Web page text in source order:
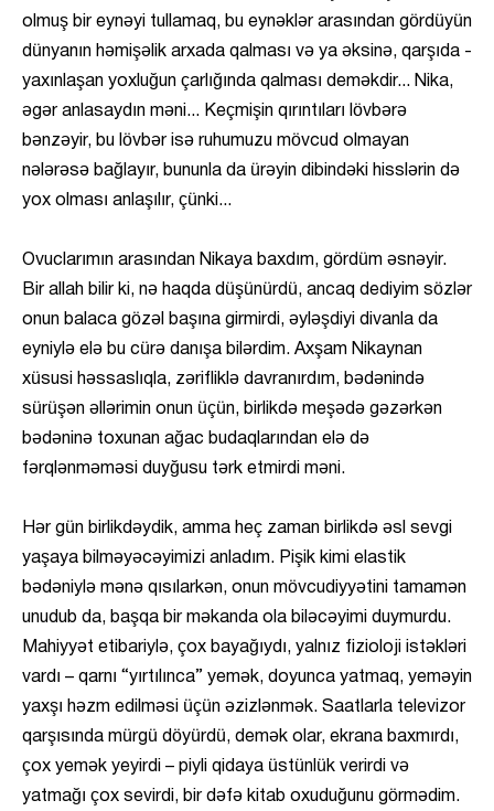
olmuş bir eynəyi tullamaq, bu eynəklər arasından gördüyün
dünyanın həmişəlik arxada qalması və ya əksinə, qarşıda -
yaxınlaşan yoxluğun çarlığında qalması deməkdir... Nika,
əgər anlasaydın məni... Keçmişin qırıntıları lövbərə
bənzəyir, bu lövbər isə ruhumuzu mövcud olmayan
nələrəsə bağlayır, bununla da ürəyin dibindəki hisslərin də
yox olması anlaşılır, çünki...
Ovuclarımın arasından Nikaya baxdım, gördüm əsnəyir.
Bir allah bilir ki, nə haqda düşünürdü, ancaq dediyim sözlər
onun balaca gözəl başına girmirdi, əyləşdiyi divanla da
eyniylə elə bu cürə danışa bilərdim. Axşam Nikaynan
xüsusi həssaslıqla, zərifliklə davranırdım, bədənində
sürüşən əllərimin onun üçün, birlikdə meşədə gəzərkən
bədəninə toxunan ağac budaqlarından elə də
fərqlənməməsi duyğusu tərk etmirdi məni.
Hər gün birlikdəydik, amma heç zaman birlikdə əsl sevgi
yaşaya bilməyəcəyimizi anladım. Pişik kimi elastik
bədəniylə mənə qısılarkən, onun mövcudiyyətini tamamən
unudub da, başqa bir məkanda ola biləcəyimi duymurdu.
Mahiyyət etibariylə, çox bayağıydı, yalnız fizioloji istəkləri
vardı – qarnı “yırtılınca” yemək, doyunca yatmaq, yeməyin
yaxşı həzm edilməsi üçün əzizlənmək. Saatlarla televizor
qarşısında mürgü döyürdü, demək olar, ekrana baxmırdı,
çox yemək yeyirdi – piyli qidaya üstünlük verirdi və
yatmağı çox sevirdi, bir dəfə kitab oxuduğunu görmədim.